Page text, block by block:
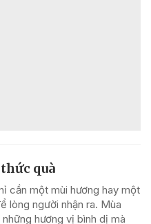
quà
cần một mùi hương hay một
lòng người nhận ra. Mùa
hương vị bình dị mà